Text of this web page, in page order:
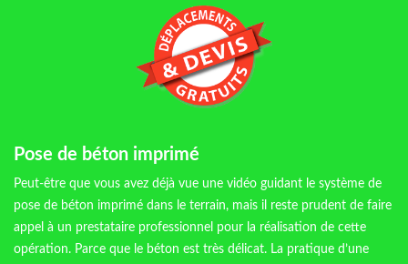
Pose de béton imprimé
Peut-être que vous avez déjà vue une vidéo guidant le système de
pose de béton imprimé dans le terrain, mais il reste prudent de faire
appel à un prestataire professionnel pour la réalisation de cette
opération. Parce que le béton est très délicat. La pratique d’une